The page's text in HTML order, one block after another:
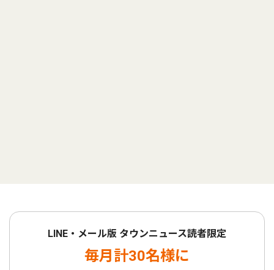
LINE・メール版 タウンニュース読者限定
毎月計30名様に